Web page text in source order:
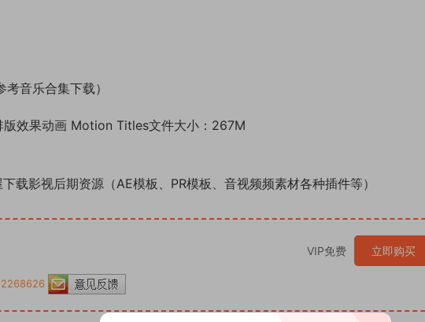
音乐合集下载）
版效果动画 Motion Titles文件大小：267M
载影视后期资源（AE模板、PR模板、音视频频素材各种插件等）
VIP免费 立即购买